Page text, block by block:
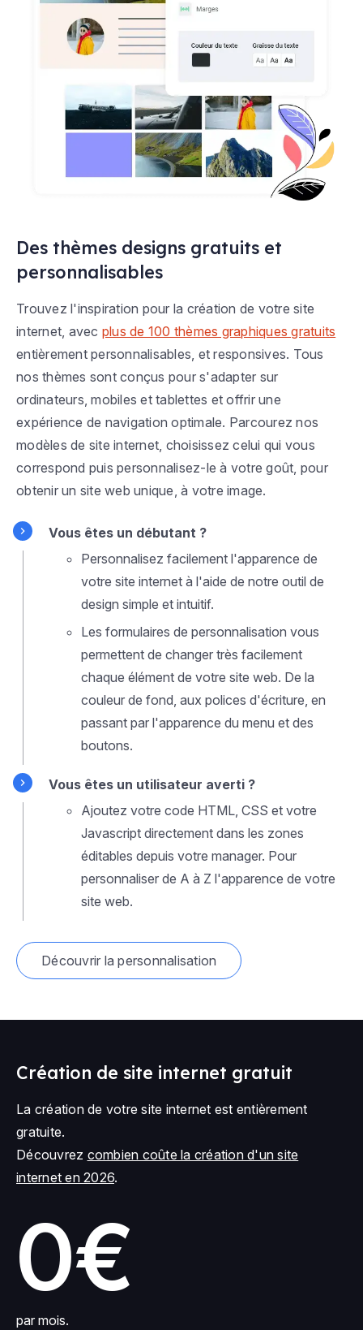
Des thèmes designs gratuits et
personnalisables
Trouvez l'inspiration pour la création de votre site
internet, avec plus de 100 thèmes graphiques gratuits
entièrement personnalisables, et responsives. Tous
nos thèmes sont conçus pour s'adapter sur
ordinateurs, mobiles et tablettes et offrir une
expérience de navigation optimale. Parcourez nos
modèles de site internet, choisissez celui qui vous
correspond puis personnalisez-le à votre goût, pour
obtenir un site web unique, à votre image.
Vous êtes un débutant ?
Personnalisez facilement l'apparence de
votre site internet à l'aide de notre outil de
design simple et intuitif.
Les formulaires de personnalisation vous
permettent de changer très facilement
chaque élément de votre site web. De la
couleur de fond, aux polices d'écriture, en
passant par l'apparence du menu et des
boutons.
Vous êtes un utilisateur averti ?
Ajoutez votre code HTML, CSS et votre
Javascript directement dans les zones
éditables depuis votre manager. Pour
personnaliser de A à Z l'apparence de votre
site web.
Découvrir la personnalisation
Création de site internet gratuit
La création de votre site internet est entièrement
gratuite.
Découvrez combien coûte la création d'un site
internet en 2026.
0€
par mois.